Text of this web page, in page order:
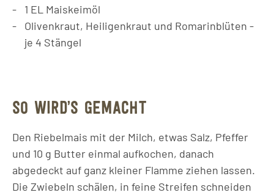
1 EL Maiskeimöl
Olivenkraut, Heiligenkraut und Romarinblüten -
je 4 Stängel
SO WIRD’S GEMACHT
Den Riebelmais mit der Milch, etwas Salz, Pfeffer
und 10 g Butter einmal aufkochen, danach
abgedeckt auf ganz kleiner Flamme ziehen lassen.
Die Zwiebeln schälen, in feine Streifen schneiden